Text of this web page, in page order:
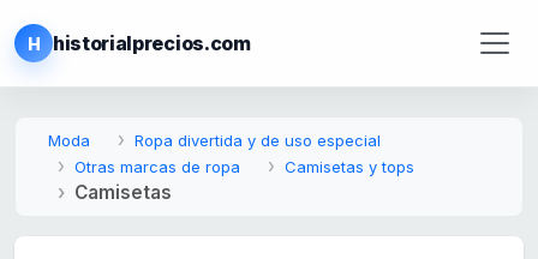
H historialprecios.com
Moda
Ropa divertida y de uso especial
Otras marcas de ropa
Camisetas y tops
Camisetas